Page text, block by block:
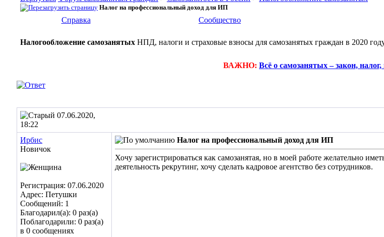
Налог на профессиональный доход для ИП
Справка
Сообщество
Налогообложение самозанятых НПД, налоги и страховые взносы для самозанятых граждан в 2020
ВАЖНО: Всё о самозанятых – закон,
07.06.2020,
18:22
Ирбис
Новичок
Регистрация: 07.06.2020
Адрес: Петушки
Сообщений: 1
Благодарил(а): 0 раз(а)
Поблагодарили: 0 раз(а)
в 0 сообщениях
Налог на профессиональный доход для ИП
Хочу зарегистрироваться как самозанятая, но в моей работе желательно
деятельность рекрутинг, хочу сделать кадровое агентство без сотрудников.